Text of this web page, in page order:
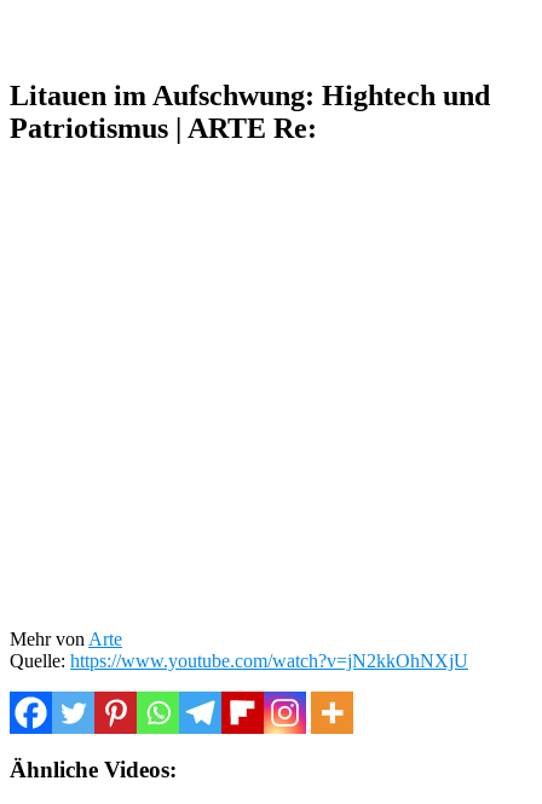
Litauen im Aufschwung: Hightech und
Patriotismus | ARTE Re:
Mehr von Arte
Quelle: https://www.youtube.com/watch?v=jN2kkOhNXjU
Ähnliche Videos: